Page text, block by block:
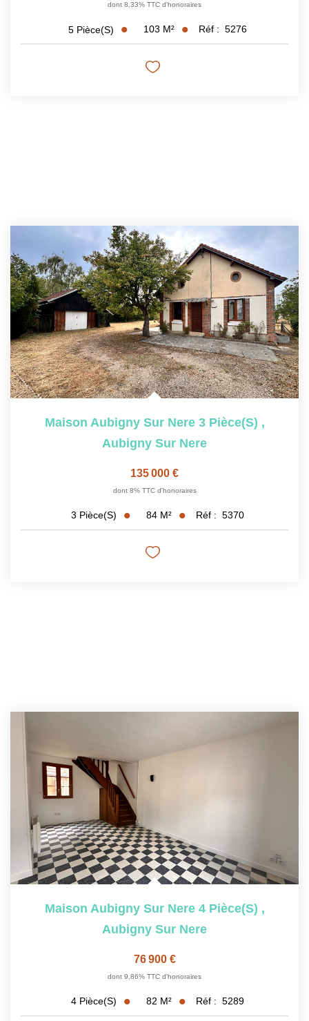
dont 8,33% TTC d'honoraires
5 Pièce(s) 103 M² Réf : 5276
Maison Aubigny Sur Nere 3 Pièce(s) ,
Aubigny Sur Nere
135 000 €
dont 8% TTC d'honoraires
3 Pièce(s) 84 M² Réf : 5370
Maison Aubigny Sur Nere 4 Pièce(s) ,
Aubigny Sur Nere
76 900 €
dont 9,86% TTC d'honoraires
4 Pièce(s) 82 M² Réf : 5289